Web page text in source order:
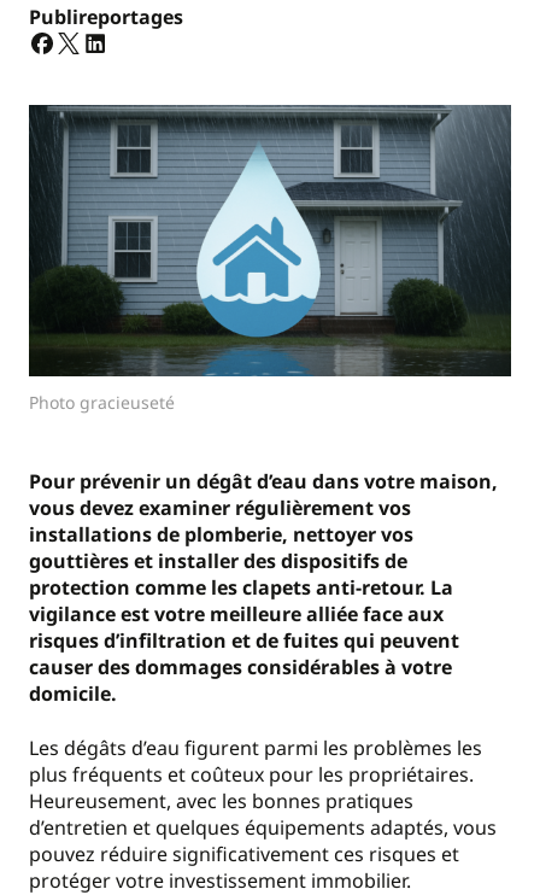
Publireportages
Photo gracieuseté
Pour prévenir un dégât d’eau dans votre maison,
vous devez examiner régulièrement vos
installations de plomberie, nettoyer vos
gouttières et installer des dispositifs de
protection comme les clapets anti-retour. La
vigilance est votre meilleure alliée face aux
risques d’infiltration et de fuites qui peuvent
causer des dommages considérables à votre
domicile.
Les dégâts d’eau figurent parmi les problèmes les
plus fréquents et coûteux pour les propriétaires.
Heureusement, avec les bonnes pratiques
d’entretien et quelques équipements adaptés, vous
pouvez réduire significativement ces risques et
protéger votre investissement immobilier.